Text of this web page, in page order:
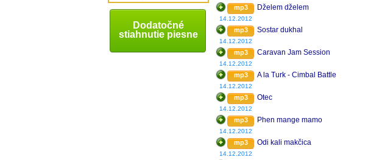
Dodatočné
stiahnutie piesne
mp3
14.12.2012
Dželem dželem
mp3
14.12.2012
Sostar dukhal
mp3
14.12.2012
Caravan Jam Session
mp3
14.12.2012
A la Turk - Cimbal Battle
mp3
14.12.2012
Otec
mp3
14.12.2012
Phen mange mamo
mp3
14.12.2012
Odi kali makčica